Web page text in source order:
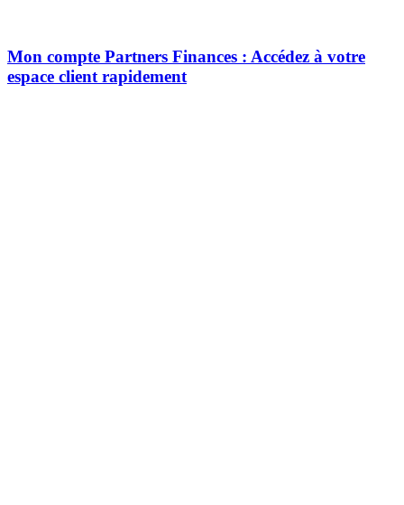
Mon compte Partners Finances : Accédez à votre
espace client rapidement